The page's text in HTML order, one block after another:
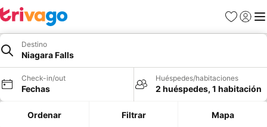
Favoritos
Iniciar
Destino
Niagara Falls
Check-in/out
Fechas
Huéspedes/habitaciones
2 huéspedes, 1 habitación
Ordenar Filtrar Mapa